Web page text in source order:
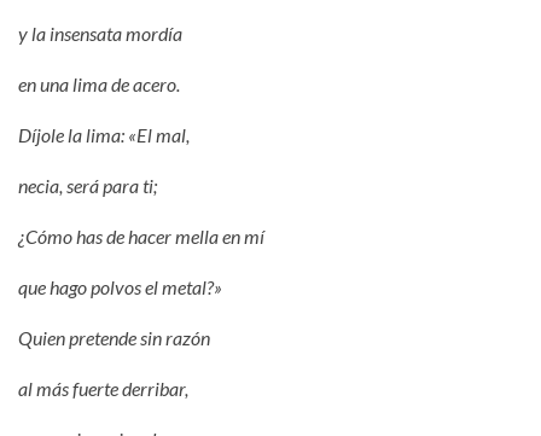
y la insensata mordía
en una lima de acero.
Díjole la lima: «El mal,
necia, será para ti;
¿Cómo has de hacer mella en mí
que hago polvos el metal?»
Quien pretende sin razón
al más fuerte derribar,